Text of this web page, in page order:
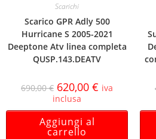
Scarichi
Scarico GPR Adly 500
Hurricane S 2005-2021
Deeptone Atv linea completa
QUSP.143.DEATV
690,00€ 620,00 € iva
inclusa
Aggiungi al
carrello